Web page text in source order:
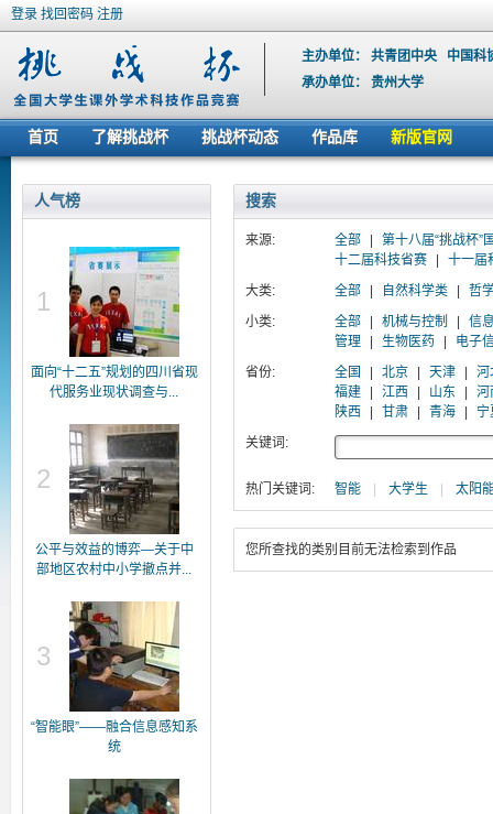
登录 找回密码 注册
主办单位：共青团中央
中国科
承办单位：贵州大学
首页 了解挑战杯 挑战杯动态 作品库 新版官网
人气榜
1
面向“十二五”规划的四川省现
代服务业现状调查与...
2
公平与效益的博弈—关于中
部地区农村中小学撤点并...
3
“智能眼”——融合信息感知系
统
搜索
来源: 全部
第十八届“挑战杯”
十二届科技省赛
十一届
大类:
全部 自然科学类
哲
小类:
全部 机械与控制
信
管理
生物医药
电子
省份:
全国 北京 天津
河
福建
江西 山东
河
陕西
甘肃 青海
宁
关键词:
热门关键词: 智能 大学生 太阳
您所查找的类别目前无法检索到作品